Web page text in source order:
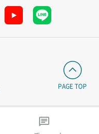
PAGE TOP